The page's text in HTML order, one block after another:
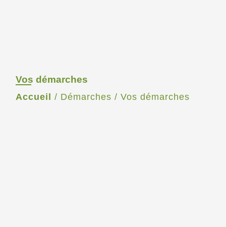
Vos démarches
Accueil / Démarches / Vos démarches